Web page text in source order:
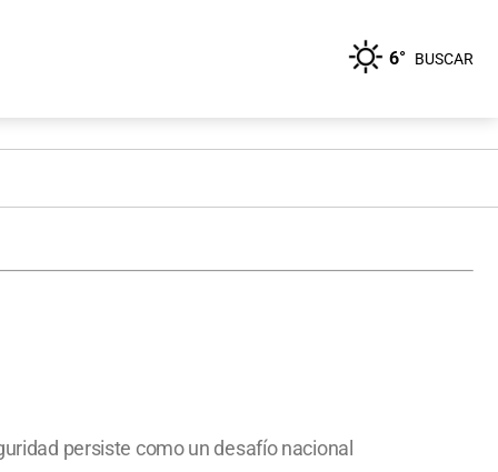
6° BUSCAR
persiste como un desafío nacional